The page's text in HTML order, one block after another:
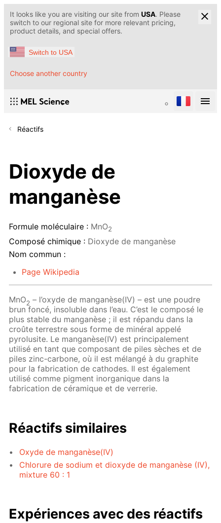
It looks like you are visiting our site from USA. Please
switch to our regional site for more relevant pricing,
product details, and special offers.
Switch to USA
Choose another country
Réactifs
Dioxyde de
manganèse
Formule moléculaire : MnO2
Composé chimique : Dioxyde de manganèse
Nom commun :
Page Wikipedia
MnO2 – l’oxyde de manganèse(IV) – est une poudre
brun foncé, insoluble dans l’eau. C’est le composé le
plus stable du manganèse ; il est répandu dans la
croûte terrestre sous forme de minéral appelé
pyrolusite. Le manganèse(IV) est principalement
utilisé en tant que composant de piles sèches et de
piles zinc-carbone, où il est mélangé à du graphite
pour la fabrication de cathodes. Il est également
utilisé comme pigment inorganique dans la
fabrication de céramique et de verrerie.
Réactifs similaires
Oxyde de manganèse(IV)
Chlorure de sodium et dioxyde de manganèse (IV),
mixture 60 : 1
Expériences avec des réactifs